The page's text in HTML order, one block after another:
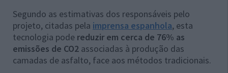
Segundo as estimativas dos responsáveis pelo
projeto, citadas pela imprensa espanhola, esta
tecnologia pode reduzir em cerca de 76% as
emissões de CO2 associadas à produção das
camadas de asfalto, face aos métodos tradicionais.